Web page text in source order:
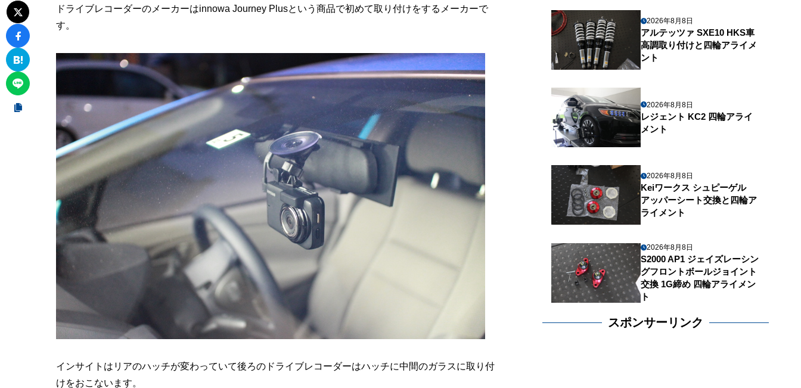
ドライブレコーダーのメーカーはinnowa Journey Plusという商品で初めて取り付けをするメーカーで
す。
インサイトはリアのハッチが変わっていて後ろのドライブレコーダーはハッチに中間のガラスに取り付
けをおこないます。
2026年8月8日
アルテッツァ SXE10 HKS車
高調取り付けと四輪アライメ
ント
2026年8月8日
レジェント KC2 四輪アライ
メント
2026年8月8日
Keiワークス シュピーゲル
アッパーシート交換と四輪ア
ライメント
2026年8月8日
S2000 AP1 ジェイズレーシン
グフロントボールジョイント
交換 1G締め 四輪アライメン
ト
スポンサーリンク